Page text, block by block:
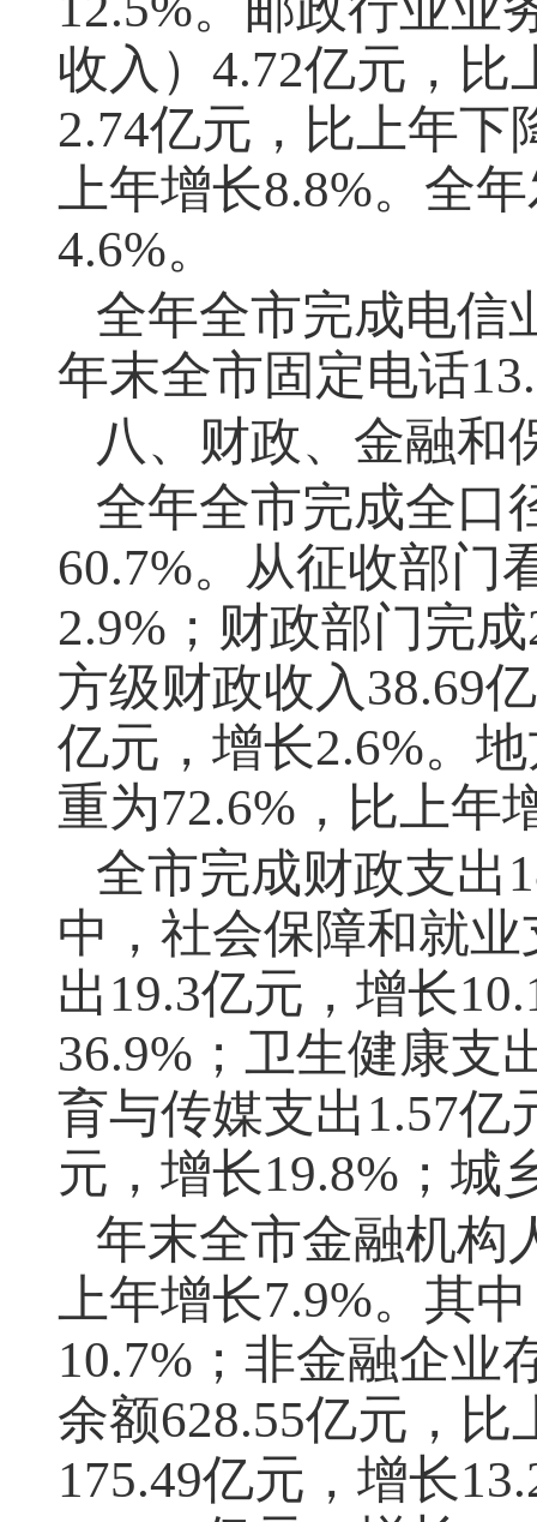
收入）4.72亿元，比
2.74亿元，比上年下
上年增长8.8%。全
4.6%。
全年全市完成电信
年末全市固定电话
八、财政、金融和
全年全市完成全口
60.7%。从征收部门
2.9%；财政部门完
方级财政收入38.69
亿元，增长2.6%。
重为72.6%，比上年
全市完成财政支出
中，社会保障和就业
出19.3亿元，增长
36.9%；卫生健康支
育与传媒支出1.57亿
元，增长19.8%；城
年末全市金融机构
上年增长7.9%。其
10.7%；非金融企业
余额628.55亿元，
175.49亿元，增长